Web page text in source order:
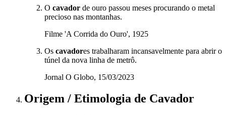
O cavador de ouro passou meses procurando o metal
precioso nas montanhas.
Filme 'A Corrida do Ouro', 1925
Os cavadores trabalharam incansavelmente para abrir o
túnel da nova linha de metrô.
Jornal O Globo, 15/03/2023
Origem / Etimologia de Cavador